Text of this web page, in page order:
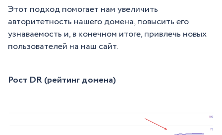
Этот подход помогает нам увеличить
авторитетность нашего домена, повысить его
узнаваемость и, в конечном итоге, привлечь новых
пользователей на наш сайт.
Рост DR (рейтинг домена)